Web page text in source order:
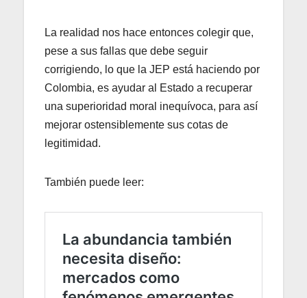
La realidad nos hace entonces colegir que,
pese a sus fallas que debe seguir
corrigiendo, lo que la JEP está haciendo por
Colombia, es ayudar al Estado a recuperar
una superioridad moral inequívoca, para así
mejorar ostensiblemente sus cotas de
legitimidad.
También puede leer: